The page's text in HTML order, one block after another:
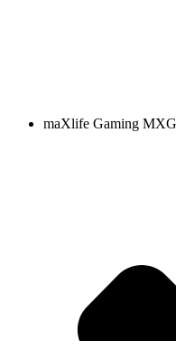
maXlife Gaming